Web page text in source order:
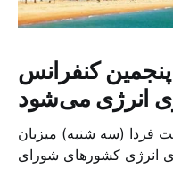
کنفرانس
انرژی می‌شود
فردا (سه شنبه) میزبان
انرژی کشورهای شورای